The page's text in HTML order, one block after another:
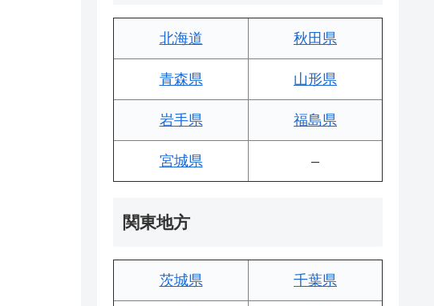
北海道 秋田県
青森県 山形県
岩手県 福島県
宮城県 –
関東地方
茨城県 千葉県